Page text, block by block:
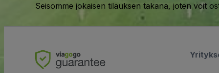
Seisomme jokaisen tilauksen takana, joten voit